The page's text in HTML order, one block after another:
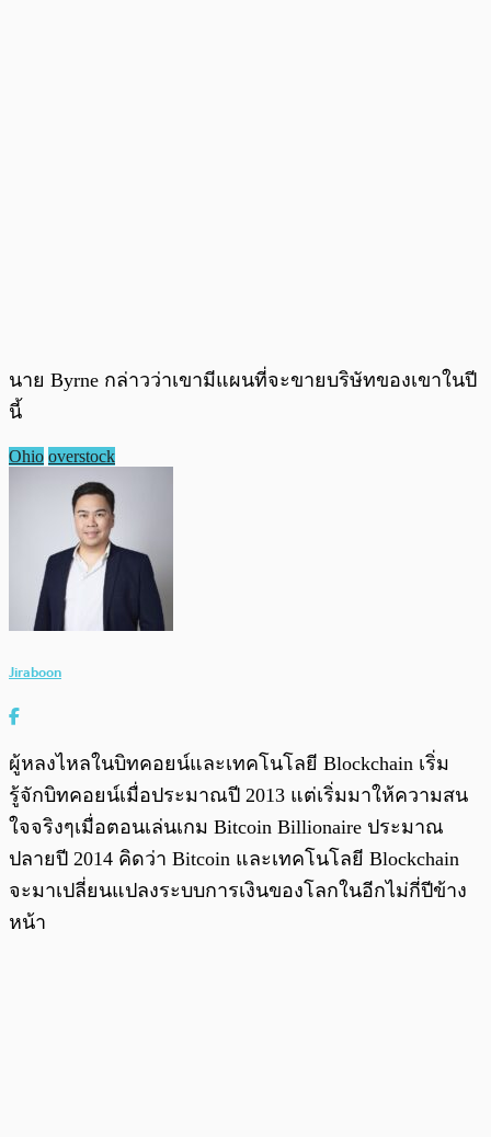
นาย Byrne กล่าวว่าเขามีแผนที่จะขายบริษัทของเขาในปี
นี้
Ohio overstock
Jiraboon
ผู้หลงไหลในบิทคอยน์และเทคโนโลยี Blockchain เริ่ม
รู้จักบิทคอยน์เมื่อประมาณปี 2013 แต่เริ่มมาให้ความสน
ใจจริงๆเมื่อตอนเล่นเกม Bitcoin Billionaire ประมาณ
ปลายปี 2014 คิดว่า Bitcoin และเทคโนโลยี Blockchain
จะมาเปลี่ยนแปลงระบบการเงินของโลกในอีกไม่กี่ปีข้าง
หน้า